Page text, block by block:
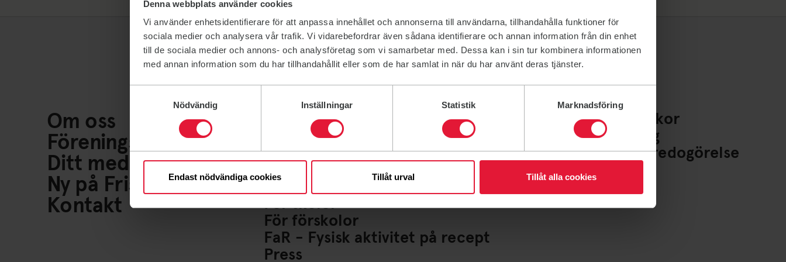
Denna webbplats använder cookies
Vi använder enhetsidentifierare för att anpassa innehållet och annonserna till användarna, tillhandahålla funktioner för
sociala medier och analysera vår trafik. Vi vidarebefordrar även sådana identifierare och annan information från din enhet
till de sociala medier och annons- och analysföretag som vi samarbetar med. Dessa kan i sin tur kombinera informationen
med annan information som du har tillhandahållit eller som de har samlat in när du har använt deras tjänster.
Nödvändig
Inställningar Statistik Marknadsföring
Endast nödvändiga cookies Tillåt urval Tillåt alla cookies
Om oss
Föreningsliv
Ditt medlemskap
Ny på Friskis
Kontakt
Lediga jobb
Ideella uppdrag
För företag
Friskvårdsbidrag
För lag och Idrottsföreningar
För skolor
För förskolor
FaR - Fysisk aktivitet på recept
Press
Policys och villkor
Whistleblowing
Tillgänglighetsredogörelse
Cookies